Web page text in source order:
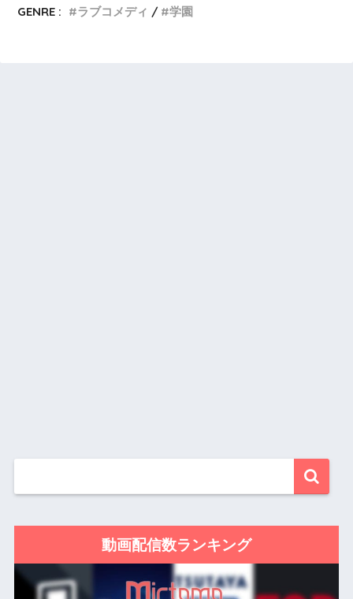
GENRE :
ラブコメディ 学園
動画配信数ランキング